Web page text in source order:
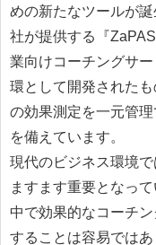
めの新たなツールが
社が提供する『
業向けコーチングサ
環として開発された
の効果測定を一元管
を備えています。
現代のビジネス環境
ますます重要となっ
中で効果的なコーチ
することは容易では